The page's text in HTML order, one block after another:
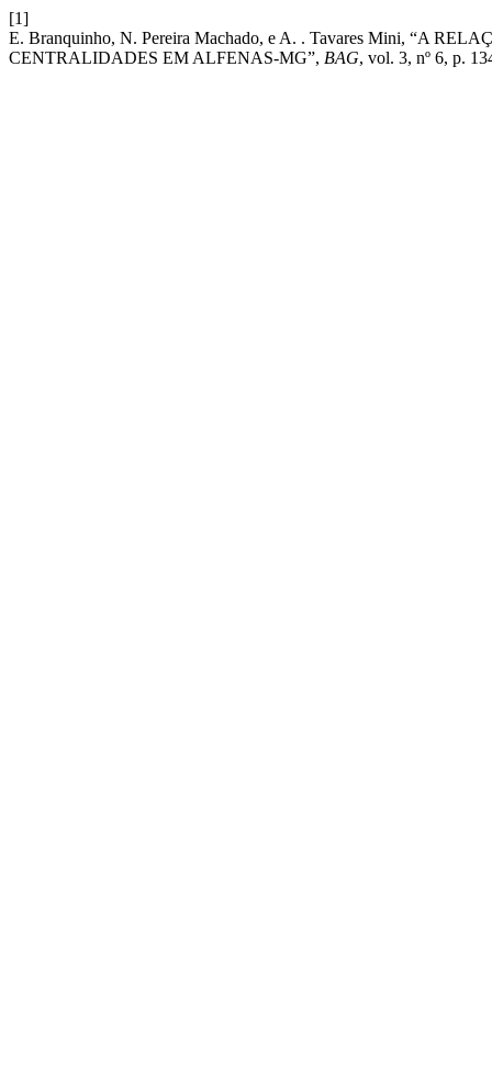
[1]
E. Branquinho, N. Pereira Machado, e A. . Tavares Mini, “A
CENTRALIDADES EM ALFENAS-MG”, BAG, vol. 3, nº 6, p.